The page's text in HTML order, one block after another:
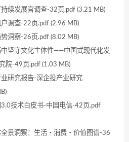
续发展官调查-32页.pdf (3.21 MB)
调查-22页.pdf (2.96 MB)
洞察-26页.pdf (8.02 MB)
坚守文化主体性——中国式现代化发
院-49页.pdf (1.03 MB)
研究报告-深企投产业研究
技术白皮书-中国电信-42页.pdf
景洞察：生活・消费・价值图谱-36